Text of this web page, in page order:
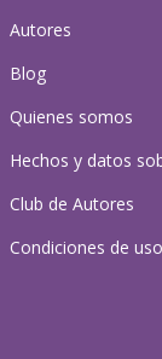
Autores
Blog
Quienes somos
Hechos y datos
Club de Autores
Condiciones de uso